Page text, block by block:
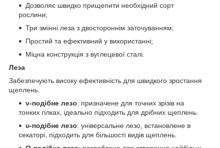
Дозволяє швидко прищепити необхідний сорт
рослини;
Три змінні леза з двостороннім заточуванням;
Простий та ефективний у використанні;
Міцна конструкція з вуглецевої сталі.
Леза
Забезпечують високу ефективність для швидкого зростання
щеплень.
ν-подібне лезо: призначене для точних зрізів на
тонких гілках, ідеально підходить для дрібних щеплень.
υ-подібне лезо: універсальне лезо, встановлене в
секаторі, підходить для більшості видів щеплень.